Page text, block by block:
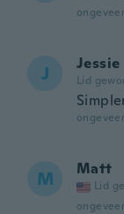
J Jessie
Lid
M Matt
Lid